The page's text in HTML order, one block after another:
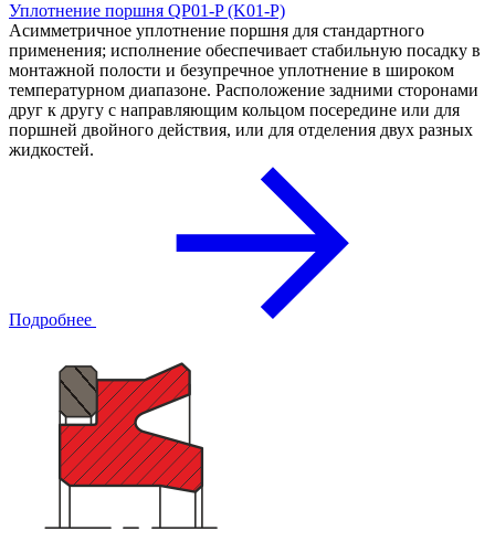
Уплотнение поршня QP01-P (K01-P)
Асимметричное уплотнение поршня для стандартного
применения; исполнение обеспечивает стабильную посадку в
монтажной полости и безупречное уплотнение в широком
температурном диапазоне. Расположение задними сторонами
друг к другу с направляющим кольцом посередине или для
поршней двойного действия, или для отделения двух разных
жидкостей.
Подробнее